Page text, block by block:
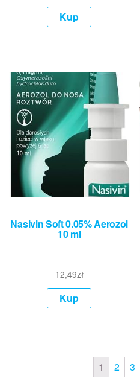
Kup
Nasivin Soft 0.05% Aerozol
10 ml
12,49zł
Kup
1 2 3